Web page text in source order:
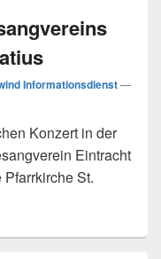
Informationsdienst—
Konzert in der
Eintracht
St.
Windsbach